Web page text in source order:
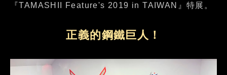
『TAMASHII Feature's 2019 in TAIWAN』特展。
正義的鋼鐵巨人！